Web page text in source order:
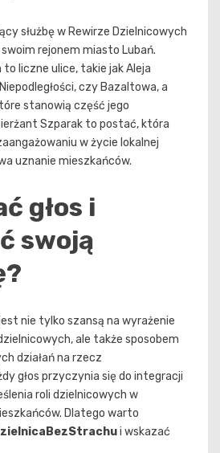
służbę w Rewirze Dzielnicowych
swoim rejonem miasto Lubań.
to liczne ulice, takie jak Aleja
czy Bazaltowa, a
stanowią część jego
Szparak to postać, która
w życie lokalnej
uznanie mieszkańców.
głos i
swoją
nie tylko szansą na wyrażenie
ale także sposobem
działań na rzecz
głos przyczynia się do integracji
roli dzielnicowych w
Dlatego warto
i wskazać